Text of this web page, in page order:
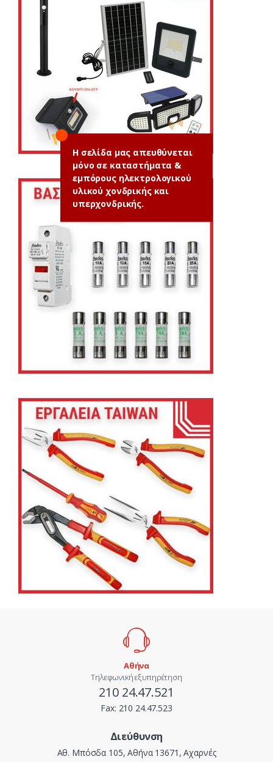
Αθήνα
Τηλεφωνική εξυπηρέτηση
210 24.47.521
Fax: 210 24.47.523
Διεύθυνση
Αθ. Μπόσδα 105, Αθήνα 13671, Αχαρνές
Η σελίδα μας απευθύνεται
μόνο σε καταστήματα &
εμπόρους ηλεκτρολογικού
υλικού χονδρικής και
υπερχονδρικής.